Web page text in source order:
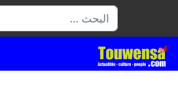
البحث